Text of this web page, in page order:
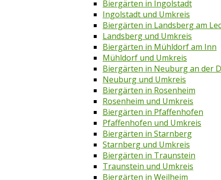
Biergärten in Ingolstadt
Ingolstadt und Umkreis
Biergärten in Landsberg am
Landsberg und Umkreis
Biergärten in Mühldorf am Inn
Mühldorf und Umkreis
Biergärten in Neuburg an der
Neuburg und Umkreis
Biergärten in Rosenheim
Rosenheim und Umkreis
Biergärten in Pfaffenhofen
Pfaffenhofen und Umkreis
Biergärten in Starnberg
Starnberg und Umkreis
Biergärten in Traunstein
Traunstein und Umkreis
Biergärten in Weilheim